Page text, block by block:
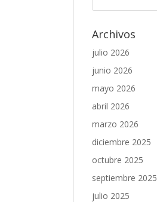
Archivos
julio 2026
junio 2026
mayo 2026
abril 2026
marzo 2026
diciembre 2025
octubre 2025
septiembre 2025
julio 2025